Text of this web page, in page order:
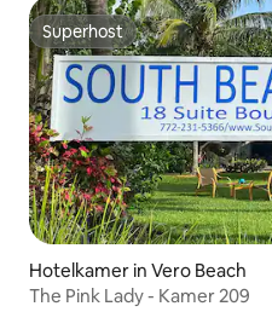
Superhost
Superhost
Hotelkamer in Vero Beach
The Pink Lady - Kamer 209